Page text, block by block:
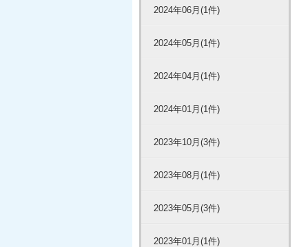
2024年06月(1件)
2024年05月(1件)
2024年04月(1件)
2024年01月(1件)
2023年10月(3件)
2023年08月(1件)
2023年05月(3件)
2023年01月(1件)